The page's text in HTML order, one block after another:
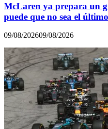
McLaren ya prepara un
puede que no sea el último
09/08/202609/08/2026